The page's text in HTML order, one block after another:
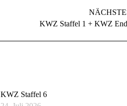
KWZ Staffel 1 + KWZ
KWZ Staffel 6